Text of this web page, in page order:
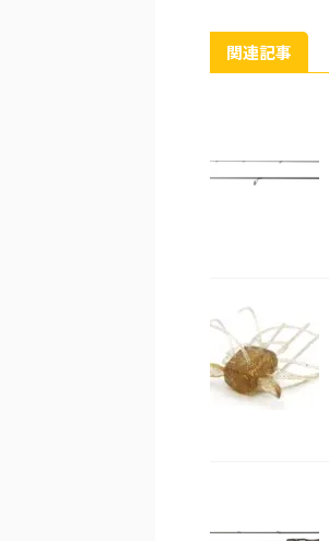
関連記事